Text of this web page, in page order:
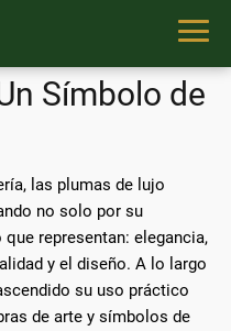
Símbolo de
las plumas de lujo
no solo por su
representan: elegancia,
y el diseño. A lo largo
su uso práctico
de arte y símbolos de